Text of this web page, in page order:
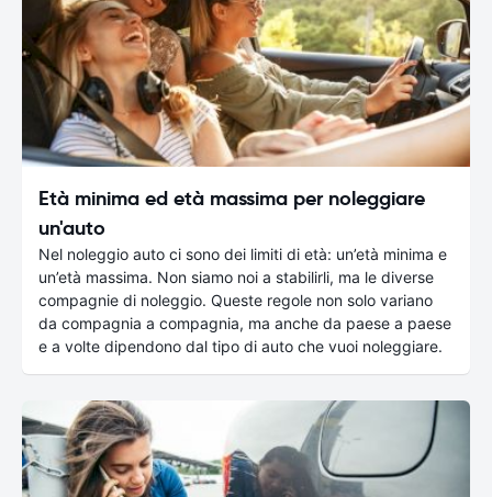
Età minima ed età massima per noleggiare
un'auto
Nel noleggio auto ci sono dei limiti di età: un’età minima e
un’età massima. Non siamo noi a stabilirli, ma le diverse
compagnie di noleggio. Queste regole non solo variano
da compagnia a compagnia, ma anche da paese a paese
e a volte dipendono dal tipo di auto che vuoi noleggiare.